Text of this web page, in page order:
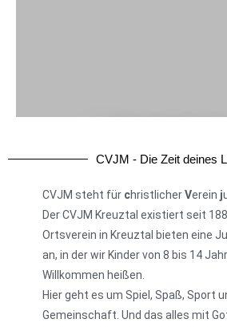
mlung 2026
Am 10. Januar hat der
die Kreuztaler
Zum Rückblick
CVJM - Die Zeit deines
CVJM steht für christlicherVerein j
Der CVJM Kreuztal existiert seit
Ortsverein in Kreuztal bieten eine
an, in der wir Kinder von 8 bis 14
Willkommen heißen.
Hier geht es um Spiel, Spaß, Sport
Gemeinschaft. Und das alles mit